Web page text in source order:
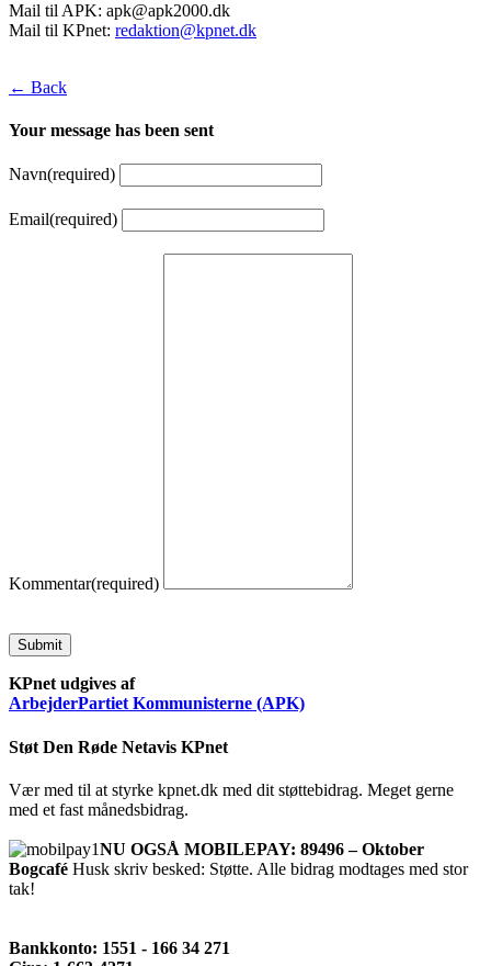
Mail til APK: apk@apk2000.dk
Mail til KPnet: redaktion@kpnet.dk
← Back
Your message has been sent
Navn(required)
Email(required)
Kommentar(required)
Submit
KPnet udgives af
ArbejderPartiet Kommunisterne (APK)
Støt Den Røde Netavis KPnet
Vær med til at styrke kpnet.dk med dit støttebidrag. Meget gerne
med et fast månedsbidrag.
NU OGSÅ MOBILEPAY: 89496 – Oktober
Bogcafé Husk skriv besked: Støtte. Alle bidrag modtages med stor
tak!
Bankkonto: 1551 - 166 34 271